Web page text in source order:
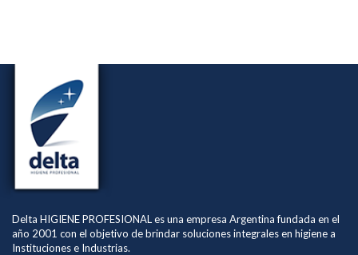
Delta HIGIENE PROFESIONAL es una empresa Argentina fundada en el
año 2001 con el objetivo de brindar soluciones integrales en higiene a
Instituciones e Industrias.